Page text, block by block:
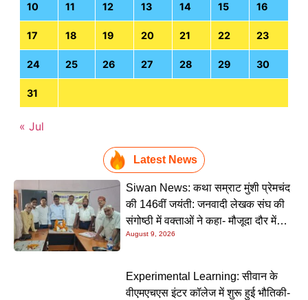
10 11 12 13 14 15 16
17 18 19 20 21 22 23
24 25 26 27 28 29 30
31
« Jul
Latest News
Siwan News: कथा सम्राट मुंशी प्रेमचंद
की 146वीं जयंती: जनवादी लेखक संघ की
संगोष्ठी में वक्ताओं ने कहा- मौजूदा दौर में
प्रेमचंद की रचनाएं और अधिक प्रासंगिक
August 9, 2026
Experimental Learning: सीवान के
वीएमएचएस इंटर कॉलेज में शुरू हुई भौतिकी-